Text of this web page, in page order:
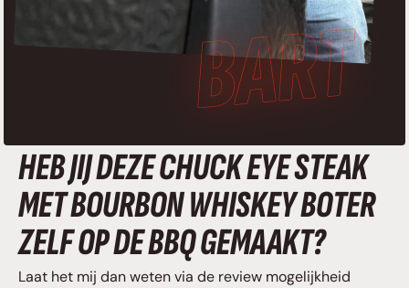
HEB JIJ DEZE CHUCK EYE STEAK
MET BOURBON WHISKEY BOTER
ZELF OP DE BBQ GEMAAKT?
Laat het mij dan weten via de review mogelijkheid